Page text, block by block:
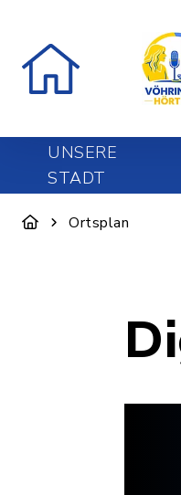
UNSERE
STADT
Ortsplan